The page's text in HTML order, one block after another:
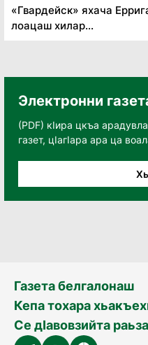
«Гвардейск» яхача
лоацаш хилар...
Электронни
(PDF) кӀира цкъа
газет, цӀагӀара ара ца
Газета белгалонаш
Кепа тохара
Се дӀавовзийта